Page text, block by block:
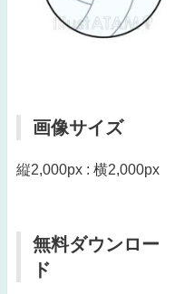
画像サイズ
縦2,000px : 横2,000px
無料ダウンロー
ド